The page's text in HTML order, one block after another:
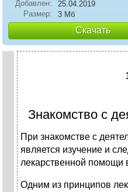
Добавлен:
25.04.2019
Размер:
3 Мб
Скачать
Знакомство с
При знакомстве с
является изучение и
лекарственной помощи
Одним из принципов